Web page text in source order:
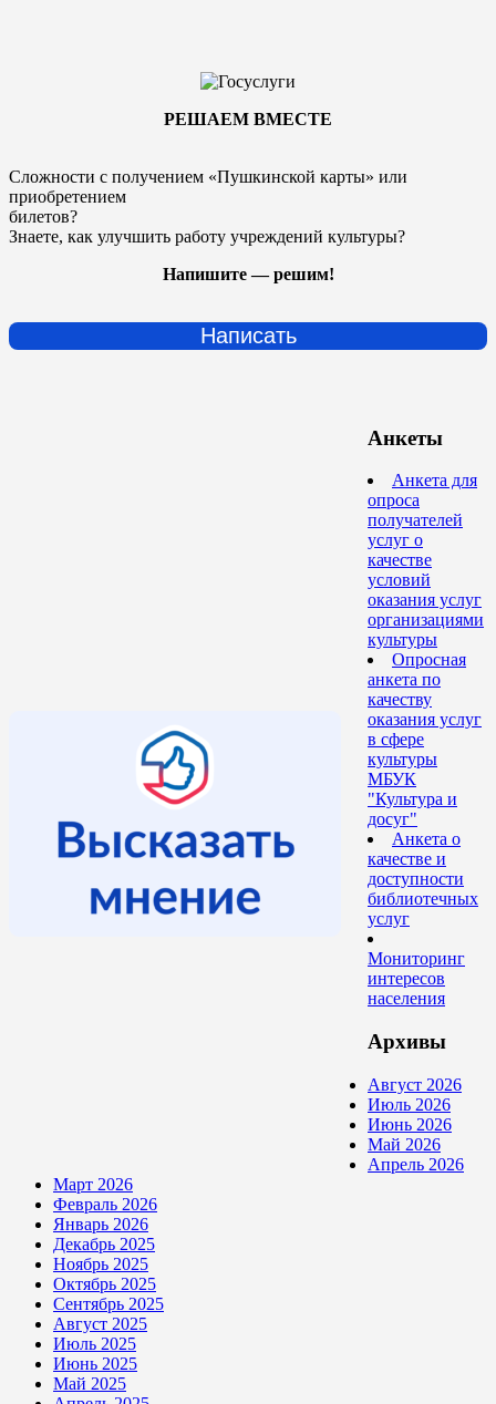
РЕШАЕМ ВМЕСТЕ
Сложности с получением «Пушкинской карты» или
приобретением
билетов?
Знаете, как улучшить работу учреждений культуры?
Напишите — решим!
Написать
Анкеты
Анкета для
опроса
получателей
услуг о
качестве
условий
оказания услуг
организациями
культуры
Опросная
анкета по
качеству
оказания услуг
в сфере
культуры
МБУК
"Культура и
досуг"
Анкета о
качестве и
доступности
библиотечных
услуг
Мониторинг
интересов
населения
Архивы
Август 2026
Июль 2026
Июнь 2026
Май 2026
Апрель 2026
Март 2026
Февраль 2026
Январь 2026
Декабрь 2025
Ноябрь 2025
Октябрь 2025
Сентябрь 2025
Август 2025
Июль 2025
Июнь 2025
Май 2025